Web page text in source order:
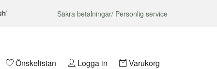
Säkra betalningar/ Personlig service
Önskelistan Logga in Varukorg